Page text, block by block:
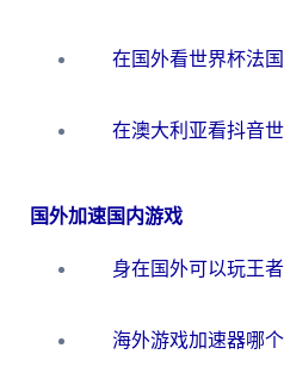
国外加速国内游戏